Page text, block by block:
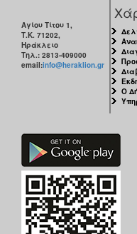
Αγίου Τίτου 1,
Τ.Κ. 71202,
Ηράκλειο
Τηλ.: 2813-409000
email:info@heraklion.gr
Ο